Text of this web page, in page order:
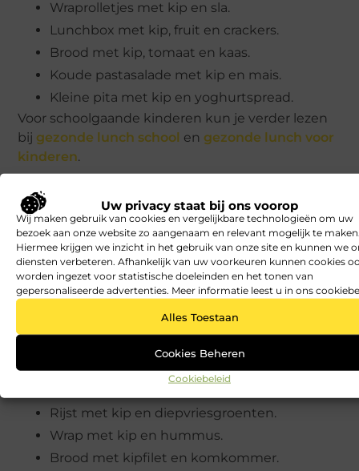
Uw privacy staat bij ons voorop
Wij maken gebruik van cookies en vergelijkbare technologieën om uw
bezoek aan onze website zo aangenaam en relevant mogelijk te
Hiermee krijgen we inzicht in het gebruik van onze site en kunnen we
diensten verbeteren. Afhankelijk van uw voorkeuren kunnen cookies
worden ingezet voor statistische doeleinden en het tonen van
gepersonaliseerde advertenties. Meer informatie leest u in ons
Alles Toestaan
Cookies Beheren
Cookiebeleid
Wraprolletjes met kip en sla.
Lunchbox met kip, fruit en crackers.
Brood met kip, tomaat en kaas.
Koude pastasalade met kip en mais.
Kleine pita met kip en yoghurtspread.
Voor schoolgaande kinderen kun je verder lezen
bij gezonde lunch school en gezonde lunch voor
kinderen.
Budgetvriendelijke lunch met
kip
Kip kan iets duurder zijn dan eieren of
peulvruchten, maar je kunt het budgetvriendelijk
houden. Gebruik restjes kip van het avondeten,
koop kip in aanbieding of combineer kip met
goedkope ingrediënten zoals rijst, pasta, bonen,
wortel en komkommer.
Rijst met kip en diepvriesgroenten.
Wrap met kip en hummus.
Brood met kipfilet en komkommer.